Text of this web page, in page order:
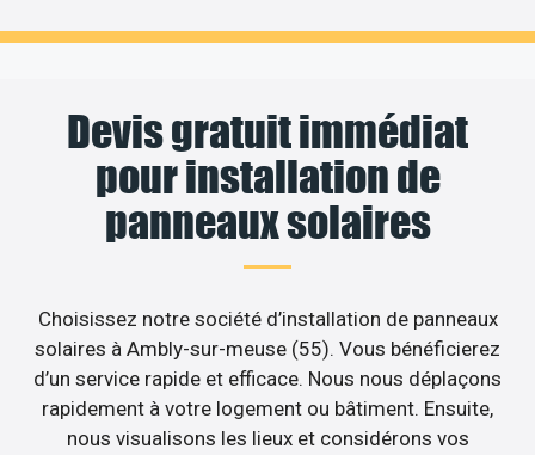
Devis gratuit immédiat
pour installation de
panneaux solaires
Choisissez notre société d’installation de panneaux
solaires à Ambly-sur-meuse (55). Vous bénéficierez
d’un service rapide et efficace. Nous nous déplaçons
rapidement à votre logement ou bâtiment. Ensuite,
nous visualisons les lieux et considérons vos